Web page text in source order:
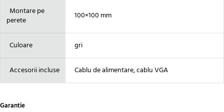
Montare pe
perete
100×100 mm
Culoare gri
Accesorii incluse Cablu de alimentare, cablu VGA
Garantie